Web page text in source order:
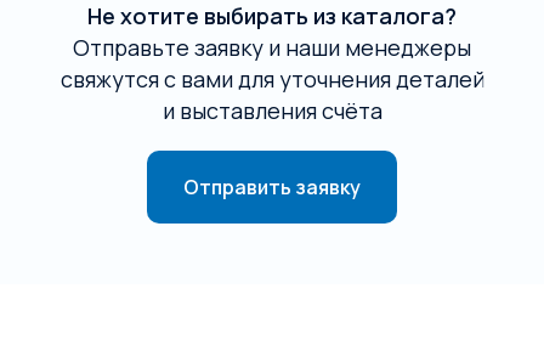
Не хотите выбирать из каталога?
Отправьте заявку и наши менеджеры
свяжутся с вами для уточнения деталей
и выставления счёта
Отправить заявку